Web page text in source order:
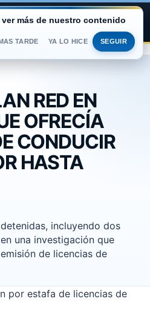
PORTAL
RED EN
OFRECÍA
CONDUCIR
HASTA
incluyendo dos
una investigación que
de licencias de
más de nuestro contenido
TARDE YA LO HICE SEGUIR